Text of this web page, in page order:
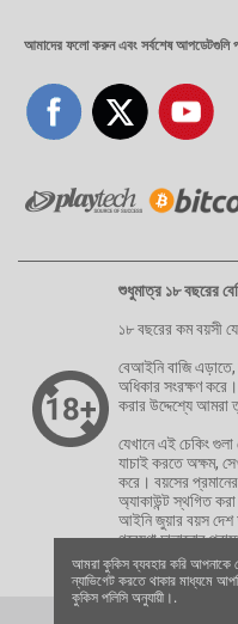
আমাদের ফলো করুন এবং সর্বশেষ আপডেটগুলি
শুধুমাত্র ১৮ বছরের
১৮ বছরের কম বয়সী
বেআইনি বাজি
অধিকার সংরক্ষণ
করার উদ্দেশ্যে আমরা
যেখানে এই চেকিং
যাচাই করতে অক্ষম,
করে। বয়সের
অ্যাকাউন্ট স্থগিত
আইনি জুয়ার বয়স দেশ
গবেষণা চালানোর
আমরা কুকিস ব্যবহার করি আপনাকে
ন্যাভিগেট করতে থাকার মাধ্যমে
কুকিস পলিসি অনুযায়ী।.